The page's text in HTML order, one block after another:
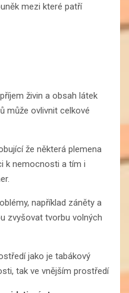
mezi které patří
živin a obsah látek
může ovlivnit celkové
že některá plemena
k nemocnosti a tím i
například záněty a
zvyšovat tvorbu volných
jako je tabákový
tak ve vnějším prostředí